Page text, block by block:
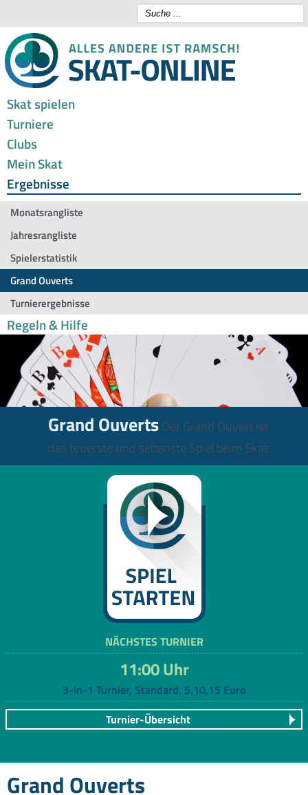
Skat spielen
Turniere
Clubs
Mein Skat
Ergebnisse
Monatsrangliste
Jahresrangliste
Spielerstatistik
Grand Ouverts
Turnierergebnisse
Regeln & Hilfe
Grand OuvertsDer Grand Ouvert ist
das teuerste und seltenste Spiel beim Skat.
NÄCHSTES TURNIER
11:00 Uhr
3-in-1 Turnier, Standard, 5,10,15 Euro
Turnier-Übersicht
Grand Ouverts